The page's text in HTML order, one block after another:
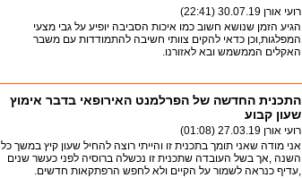
רועי אורן 30.07.19 (22:41)
הגיע הזמן שנושא חשוב כמו איכות הסביבה יופיע על גבי מצעי
המפלגות,וכן כדאי להקים צוותי חשיבה להתמודדות עם משבר
האקלים הממשמש ובא לאזורנו.
התכנית החדשה של הפרלמנט האירופאי בדבר אימוץ
שעון קבוע
רועי אורן 27.03.19 (01:08)
אני מודה שאני תומך בתכנית זו והייתי רוצה להחיל שעון קיץ במשך כל
השנה ,אך בשל העובדה שתכנית זו נכשלה ברוסיה לפני כעשר שנים
,עדיף כנראה לשמור על הקיים ולא לחפש הרפתקאות חדשים.